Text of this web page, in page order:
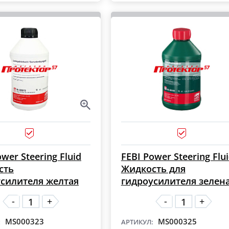
НА
IKON: гарантия и
шиномонтаж
Steering Fluid
желтая
-
+
MS000323
FEBI Power Steering
Жидкость для
гидроусилителя
-
+
АРТИКУЛ: MS000325